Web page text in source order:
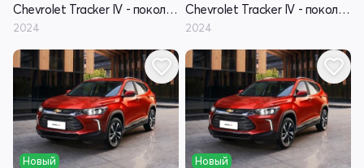
Chevrolet Tracker IV - поколение
2024
Chevrolet Tracker IV - поколение
2024
Новый Новый